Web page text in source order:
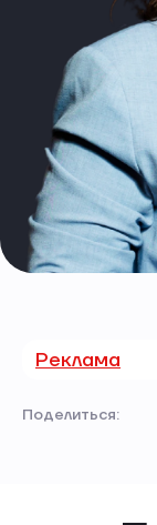
Реклама
Поделиться: